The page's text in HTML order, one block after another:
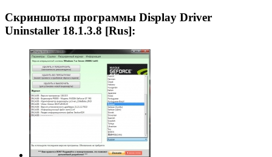
Скриншоты программы Display Driver
Uninstaller 18.1.3.8 [Rus]: